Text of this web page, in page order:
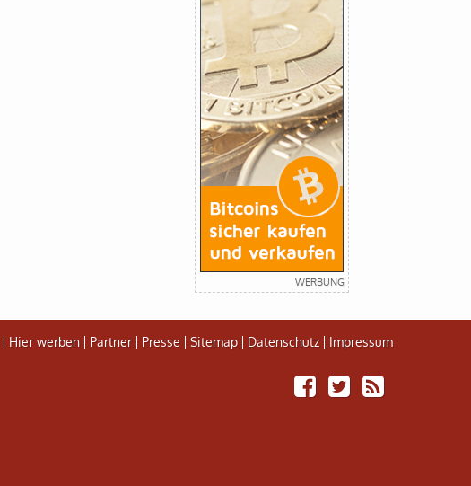
Hier werben Partner Presse Sitemap Datenschutz Impressum
Share
on
TweetAdiceltic
RSS